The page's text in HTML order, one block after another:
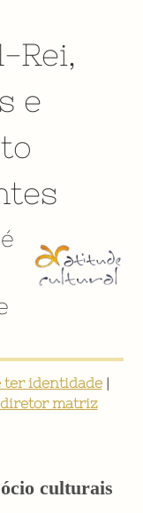
Rei,
e
ter identidade|
matriz
culturais